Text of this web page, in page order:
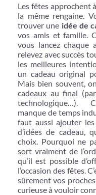
Les fêtes approchent
la même rengaine.
trouver une idée de
vos amis et famille.
vous lancez chaque
relevez avec succès
les meilleures
un cadeau original
Mais bien souvent,
cadeaux au final
technologique…).
manque de temps
faut aussi ajouter
d’idées de cadeau,
choix. Pourquoi ne
sort vraiment de
qu’il est possible
l’occasion des fêtes.
sûrement vos
curieuse à vouloir